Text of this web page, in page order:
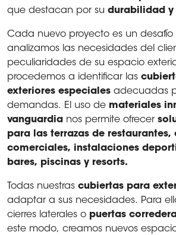
que destacan por su durabilidad y
Cada nuevo proyecto es un desafío
analizamos las necesidades del
peculiaridades de su espacio
procedemos a identificar las
exteriores especiales adecuadas
demandas. El uso de materiales
vanguardia nos permite ofrecer
para las terrazas de restaurantes,
comerciales, instalaciones
bares, piscinas y resorts.
Todas nuestras cubiertas para
adaptar a sus necesidades. Para
cierres laterales o puertas
este modo, creamos nuevos